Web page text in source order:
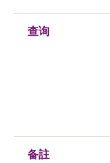
查询
备註